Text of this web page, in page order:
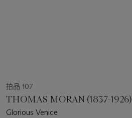
拍品 107
THOMAS MORAN (1837-1926)
Glorious Venice